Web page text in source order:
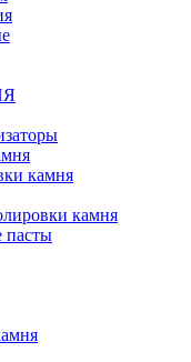
камня
камня
пасты